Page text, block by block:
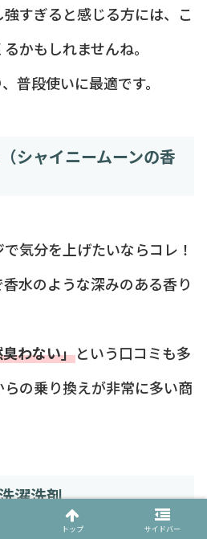
すぎると感じる方には、こ
かもしれませんね。
普段使いに最適です。
シャイニームーンの香
気分を上げたいならコレ！
水のような深みのある香り
わない」という口コミも多
の乗り換えが非常に多い商
濯洗剤
トップ サイドバー